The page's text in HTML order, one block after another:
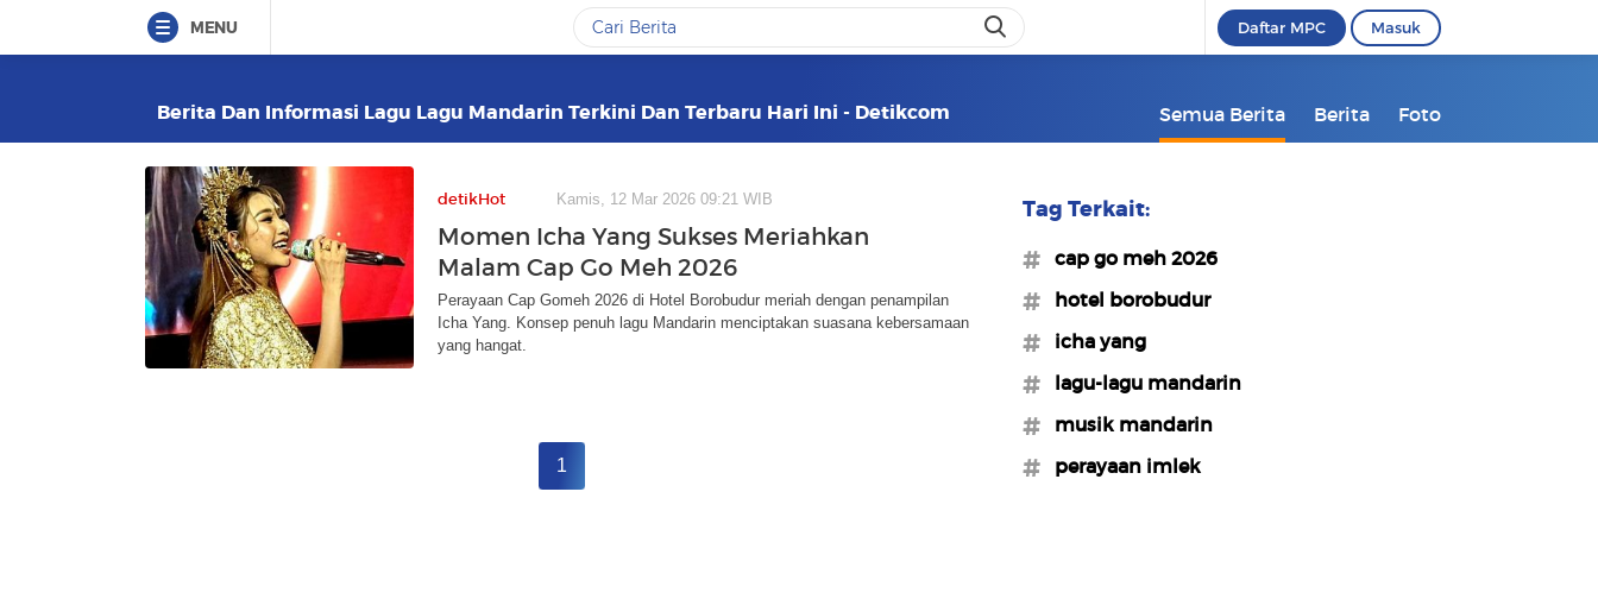
MENU Daftar MPC Masuk
Berita Dan Informasi Lagu Lagu Mandarin Terkini Dan Terbaru Hari Ini - Detikcom Semua Berita Berita Foto
detikHot Kamis, 12 Mar 2026 09:21 WIB
Momen Icha Yang Sukses Meriahkan
Malam Cap Go Meh 2026
Perayaan Cap Gomeh 2026 di Hotel Borobudur meriah dengan penampilan
Icha Yang. Konsep penuh lagu Mandarin menciptakan suasana kebersamaan
yang hangat.
1
Tag Terkait:
#cap go meh 2026
#hotel borobudur
#icha yang
#lagu-lagu mandarin
#musik mandarin
#perayaan imlek